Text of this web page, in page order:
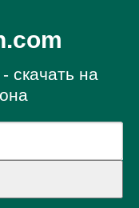
скачать на